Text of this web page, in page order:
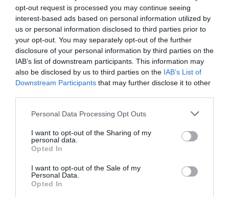
opt-out request is processed you may continue seeing
interest-based ads based on personal information utilized by
us or personal information disclosed to third parties prior to
your opt-out. You may separately opt-out of the further
disclosure of your personal information by third parties on the
IAB’s list of downstream participants. This information may
also be disclosed by us to third parties on the IAB’s List of
Downstream Participants that may further disclose it to other
Personal Data Processing Opt Outs
I want to opt-out of the Sharing of my
personal data.
Opted In
I want to opt-out of the Sale of my
Personal Data.
Opted In
Δημοτική Πινακοθήκη “Μελίνα Μερκούρη” – Ύδρα
Πληροφορίες / Κρατήσεις:
Τηλ.: 22980 53365
Ακολουθήστε το Culturenow.gr στοGoogle Newsκαι
μάθετε πρώτοι όλες τις ειδήσεις
Δείτε όλα τατελευταία νέαγια την Τέχνη και τον
Πολιτισμό στοCulturenow.gr
Tags